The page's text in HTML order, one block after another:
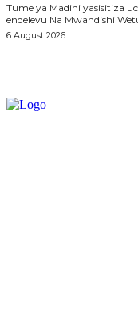
Tume ya Madini yasisitiza
endelevu Na Mwandishi
6 August 2026